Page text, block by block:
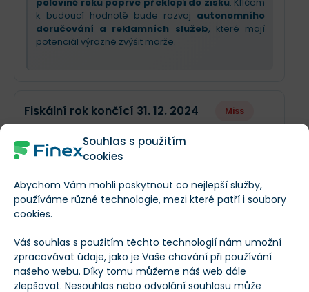
Souhlas s použitím
cookies
Abychom Vám mohli poskytnout co nejlepší služby,
používáme různé technologie, mezi které patří i soubory
cookies.
Váš souhlas s použitím těchto technologií nám umožní
zpracovávat údaje, jako je Vaše chování při používání
našeho webu. Díky tomu můžeme náš web dále
zlepšovat. Nesouhlas nebo odvolání souhlasu může
k budoucí hodnotě bude rozvoj autonomního
doručování a reklamních služeb, které mají
potenciál výrazně zvýšit marže.
Fiskální rok končící 31. 12. 2024 Miss
Stabilní výsledky v souladu s odhady s mírným
překonáním celkových tržeb. Zisk na akcii
Odhad
Příjmy $125,3 mil. $123 mil.
Fiskální rok končící 31. 12. 2023
Zisk na akcii dosáhl -$1,42 (21.8 %pod
očekáváním).
Odhad